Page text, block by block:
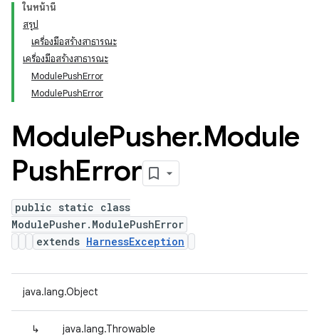
ในหน้านี้
สรุป
เครื่องมือสร้างสาธารณะ
เครื่องมือสร้างสาธารณะ
ModulePushError
ModulePushError
ModulePusher.Module
PushError
public static class
ModulePusher.ModulePushError
extends HarnessException
java.lang.Object
↳ java.lang.Throwable